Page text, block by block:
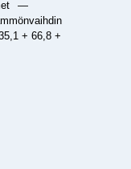
—
+ 66,8 +